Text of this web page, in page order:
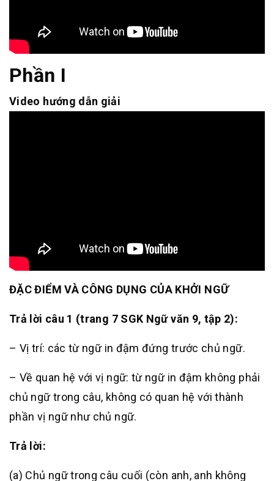
Phần I
Video hướng dẫn giải
ĐẶC ĐIỂM VÀ CÔNG DỤNG CỦA KHỞI NGỮ
Trả lời câu 1 (trang 7 SGK Ngữ văn 9, tập 2):
– Vị trí: các từ ngữ in đậm đứng trước chủ ngữ.
– Về quan hệ với vị ngữ: từ ngữ in đậm không phải
chủ ngữ trong câu, không có quan hệ với thành
phần vị ngữ như chủ ngữ.
Trả lời:
(a) Chủ ngữ trong câu cuối (còn anh, anh không